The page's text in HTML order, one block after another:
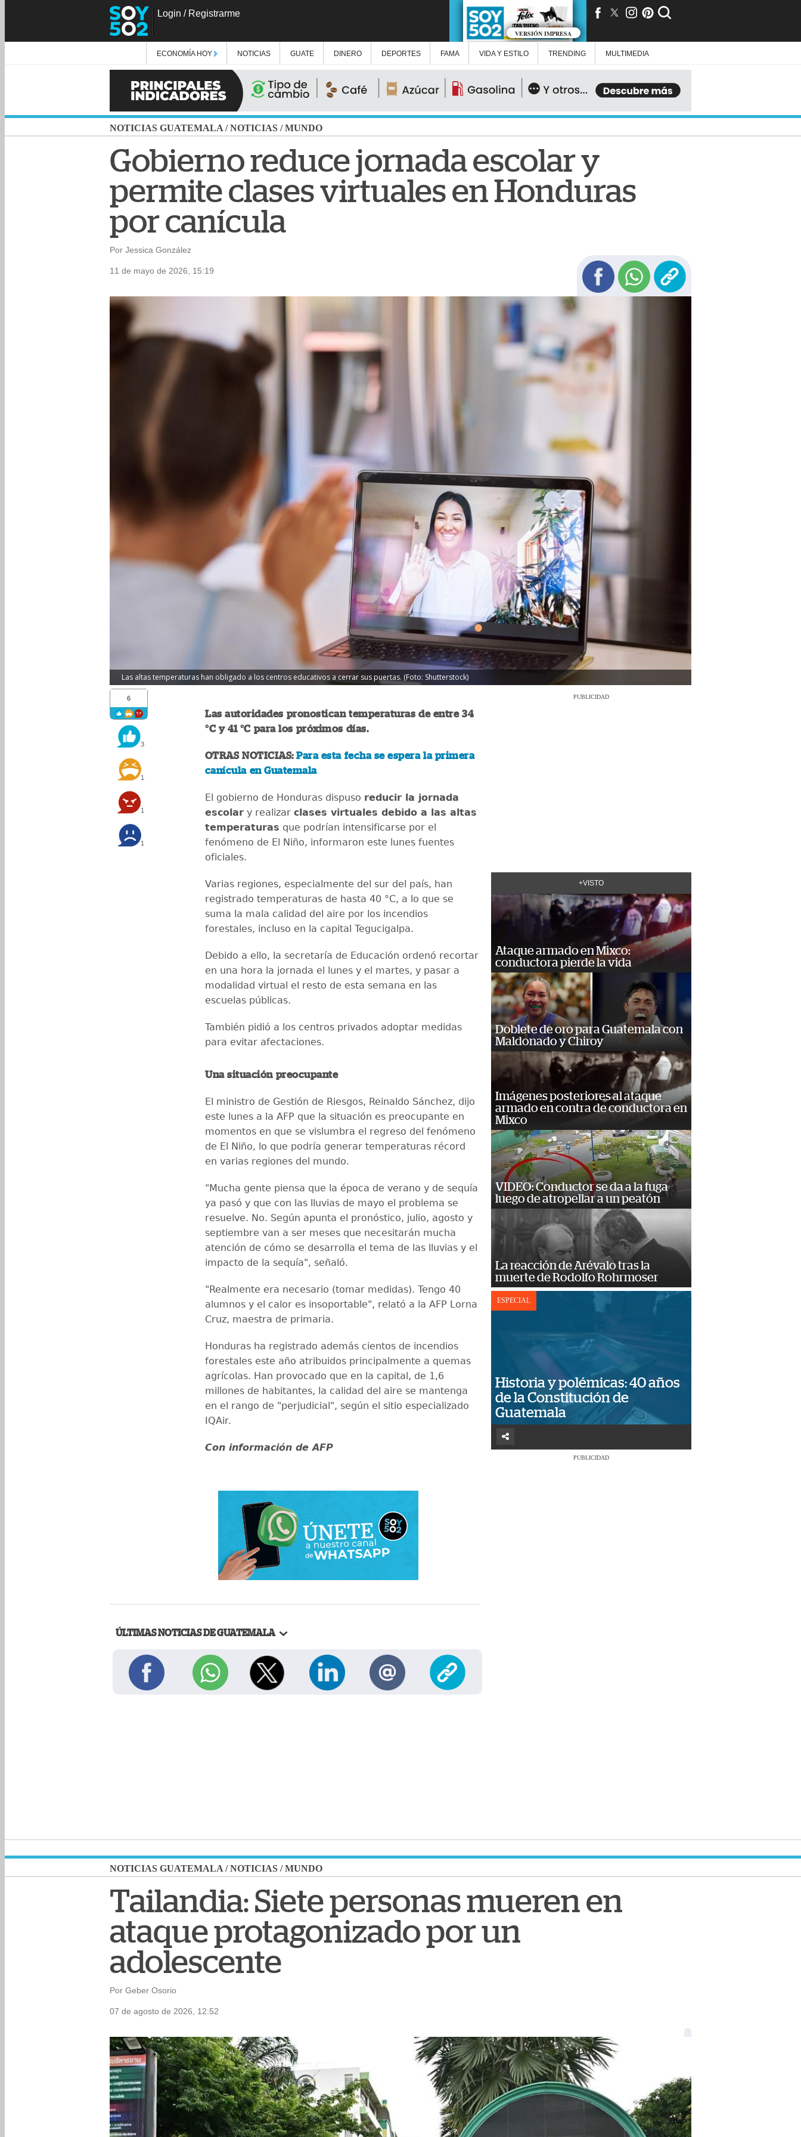
Login / Registrarme
VERSIÓN IMPRESA
ECONOMÍA HOY NOTICIAS GUATE DINERO DEPORTES FAMA VIDA Y ESTILO TRENDING MULTIMEDIA
NOTICIAS GUATEMALA /NOTICIAS /MUNDO
Gobierno reduce jornada escolar y
permite clases virtuales en Honduras
por canícula
Por Jessica González
11 de mayo de 2026, 15:19
Las altas temperaturas han obligado a los centros educativos a cerrar sus puertas. (Foto: Shutterstock)
6
3
1
1
1
Las autoridades pronostican temperaturas de entre 34
°C y 41 °C para los próximos días.
OTRAS NOTICIAS:Para esta fecha se espera la primera
canícula en Guatemala
El gobierno de Honduras dispuso reducir la jornada
escolar y realizar clases virtuales debido a las altas
temperaturas que podrían intensificarse por el
fenómeno de El Niño, informaron este lunes fuentes
oficiales.
Varias regiones, especialmente del sur del país, han
registrado temperaturas de hasta 40 °C, a lo que se
suma la mala calidad del aire por los incendios
forestales, incluso en la capital Tegucigalpa.
Debido a ello, la secretaría de Educación ordenó recortar
en una hora la jornada el lunes y el martes, y pasar a
modalidad virtual el resto de esta semana en las
escuelas públicas.
También pidió a los centros privados adoptar medidas
para evitar afectaciones.
Una situación preocupante
El ministro de Gestión de Riesgos, Reinaldo Sánchez, dijo
este lunes a la AFP que la situación es preocupante en
momentos en que se vislumbra el regreso del fenómeno
de El Niño, lo que podría generar temperaturas récord
en varias regiones del mundo.
"Mucha gente piensa que la época de verano y de sequía
ya pasó y que con las lluvias de mayo el problema se
resuelve. No. Según apunta el pronóstico, julio, agosto y
septiembre van a ser meses que necesitarán mucha
atención de cómo se desarrolla el tema de las lluvias y el
impacto de la sequía", señaló.
"Realmente era necesario (tomar medidas). Tengo 40
alumnos y el calor es insoportable", relató a la AFP Lorna
Cruz, maestra de primaria.
Honduras ha registrado además cientos de incendios
forestales este año atribuidos principalmente a quemas
agrícolas. Han provocado que en la capital, de 1,6
millones de habitantes, la calidad del aire se mantenga
en el rango de "perjudicial", según el sitio especializado
IQAir.
Con información de AFP
ÚLTIMAS NOTICIAS DE GUATEMALA
PUBLICIDAD
+VISTO
Ataque armado en Mixco:
conductora pierde la vida
Doblete de oro para Guatemala con
Maldonado y Chiroy
Imágenes posteriores al ataque
armado en contra de conductora en
Mixco
VIDEO: Conductor se da a la fuga
luego de atropellar a un peatón
La reacción de Arévalo tras la
muerte de Rodolfo Rohrmoser
ESPECIAL
Historia y polémicas: 40 años
de la Constitución de
Guatemala
PUBLICIDAD
NOTICIAS GUATEMALA /NOTICIAS /MUNDO
Tailandia: Siete personas mueren en
ataque protagonizado por un
adolescente
Por Geber Osorio
07 de agosto de 2026, 12:52